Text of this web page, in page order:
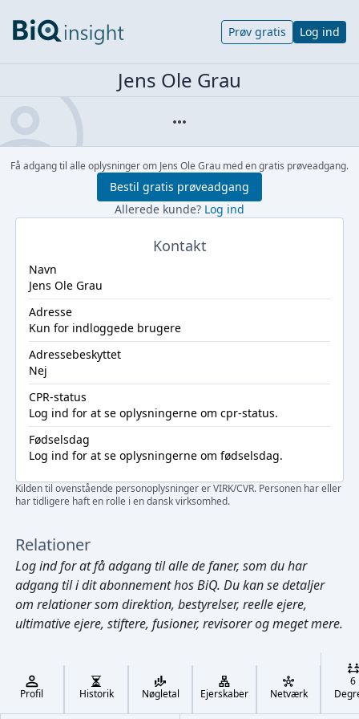
Cmd/Ctrl + K
Prøv gratis Log ind
Jens Ole Grau
Få adgang til alle oplysninger om Jens Ole Grau med en gratis prøveadgang.
Bestil gratis prøveadgang
Allerede kunde? Log ind
Kontakt
Navn
Jens Ole Grau
Adresse
Kun for indloggede brugere
Adressebeskyttet
Nej
CPR-status
Log ind for at se oplysningerne om cpr-status.
Fødselsdag
Log ind for at se oplysningerne om fødselsdag.
Kilden til ovenstående personoplysninger er VIRK/CVR. Personen har eller
har tidligere haft en rolle i en dansk virksomhed.
Relationer
Log indfor at få adgang til alle de faner, som du har
adgang til i dit abonnement hos BiQ. Du kan se detaljer
om relationer som direktion, bestyrelser, reelle ejere,
ultimative ejere, stiftere, fusioner, revisorer og meget mere.
Profil Historik Nøgletal Ejerskaber Netværk
6